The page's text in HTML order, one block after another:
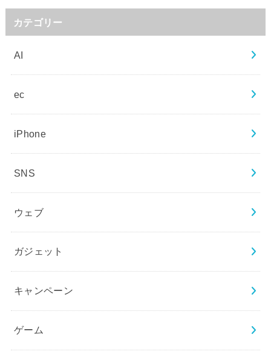
カテゴリー
AI
ec
iPhone
SNS
ウェブ
ガジェット
キャンペーン
ゲーム